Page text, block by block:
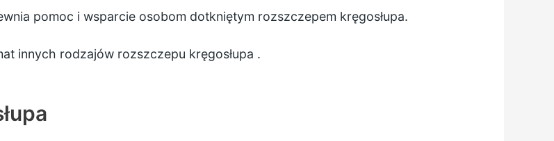
pomoc i wsparcie osobom dotkniętym rozszczepem kręgosłupa.
innych rodzajów rozszczepu kręgosłupa .